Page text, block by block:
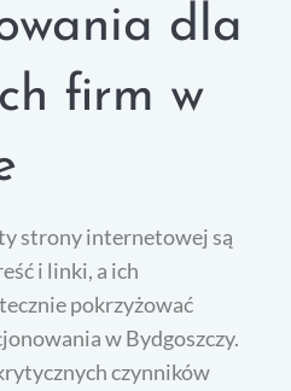
dla
firm w
strony internetowej są
i linki, a ich
pokrzyżować
w Bydgoszczy.
czynników